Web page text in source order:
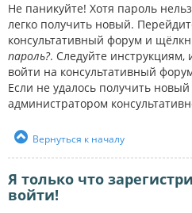
Не паникуйте! Хотя пароль
легко получить новый.
консультативный форум и
пароль?. Следуйте инструкциям,
войти на консультативный
Если не удалось получить
администратором
Вернуться к началу
Я только что
войти!